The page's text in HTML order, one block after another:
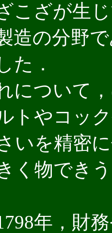
こざが生
造の分野
た．
について
トやコッ
いを精密
く物でき
年，財